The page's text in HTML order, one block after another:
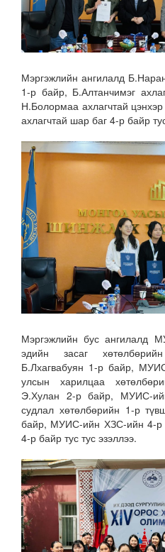
Мэргэжлийн ангилалд
1-р байр, Б.Алтанчимэг
Н.Болормаа ахлагчтай
ахлагчтай шар баг 4-р байр
Мэргэжлийн бус
эдийн засаг
Б.Лхагвабуян 1-р байр,
улсын харилцаа
Э.Хулан 2-р байр, МУИС-
судлал хөтөлбөрийн 1-р
байр, МУИС-ийн ХЗС-ийн 4-
4-р байр тус тус эзэллээ.